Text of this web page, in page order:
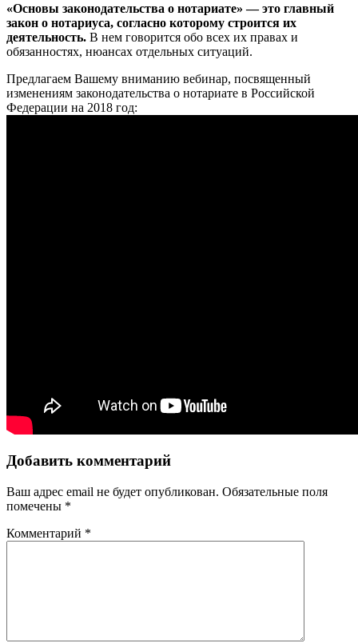
«Основы законодательства о нотариате» — это главный
закон о нотариуса, согласно которому строится их
деятельность. В нем говорится обо всех их правах и
обязанностях, нюансах отдельных ситуаций.
Предлагаем Вашему вниманию вебинар, посвященный
изменениям законодательства о нотариате в Российской
Федерации на 2018 год:
Добавить комментарий
Ваш адрес email не будет опубликован. Обязательные поля
помечены *
Комментарий *